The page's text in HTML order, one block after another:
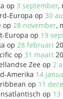
op 3 september,
Europa op 30
op 28 november,
Europa op 19
op 28 februari
op 31 maart
Zee op 2
Amerika 14
op 11
op 13